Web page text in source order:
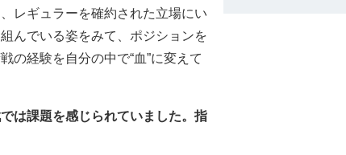
レギュラーを確約された立場にい
んでいる姿をみて、ポジションを
の経験を自分の中で“血”に変えて
は課題を感じられていました。指